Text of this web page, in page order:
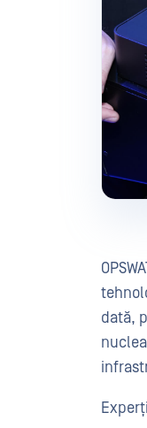
dată,